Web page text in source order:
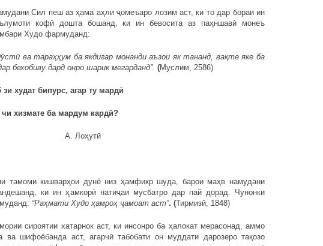
Сил пеш аз ҳама аҳли ҷомеъаро лозим аст, ки то дар бораи ин
кофӣ дошта бошанд, ки ин бевосита аз паҳншавӣ монеъ
Худо фармуданд:
ва тараҳҳум ба якдигар монанди аъзои як тананд, вақте яке ба
бехобиву дард онро шарик мегарданд”. (Муслим, 2586)
бипурс, агар ту мардӣ
ба мардум кардӣ?
кишварҳои дунё низ ҳамфикр шуда, барои маҳв намудани
ки ин ҳамкорӣ натиҷаи мусбатро дар пай дорад. Чунонки
“Раҳмати Худо ҳамроҳ ҷамоат аст”. (Тирмизӣ, 1848)
сироятии хатарнок аст, ки инсонро ба ҳалокат мерасонад, аммо
ва шифоёбанда аст, агарчӣ табобати он муддати дарозеро тақозо